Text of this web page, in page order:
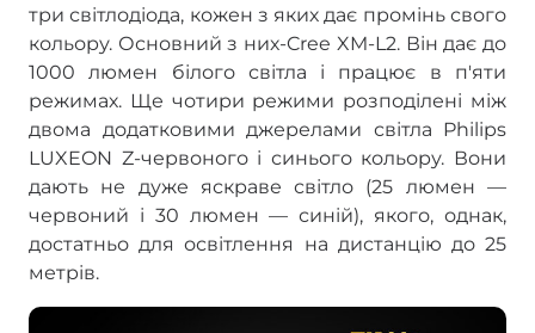
три світлодіода, кожен з яких дає промінь свого
кольору. Основний з них-Cree XM-L2. Він дає до
1000 люмен білого світла і працює в п'яти
режимах. Ще чотири режими розподілені між
двома додатковими джерелами світла Philips
LUXEON Z-червоного і синього кольору. Вони
дають не дуже яскраве світло (25 люмен —
червоний і 30 люмен — синій), якого, однак,
достатньо для освітлення на дистанцію до 25
метрів.